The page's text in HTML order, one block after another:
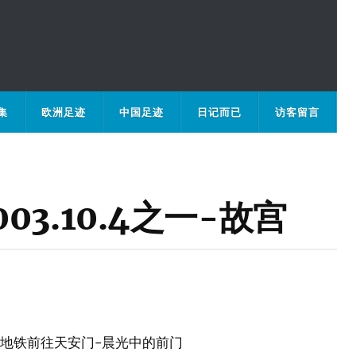
欧洲足迹 中国足迹 日记而已 访客留言
之一-故宫
铁前往天安门–晨光中的前门